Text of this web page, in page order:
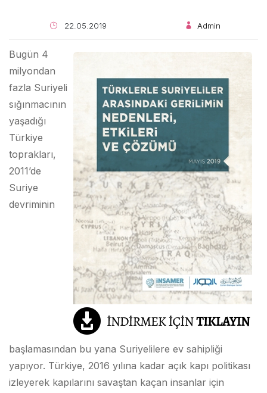
22.05.2019 Admin
Bugün 4
milyondan
fazla Suriyeli
sığınmacının
yaşadığı
Türkiye
toprakları,
2011’de
Suriye
devriminin
başlamasından bu yana Suriyelilere ev sahipliği
yapıyor. Türkiye, 2016 yılına kadar açık kapı politikası
izleyerek kapılarını savaştan kaçan insanlar için